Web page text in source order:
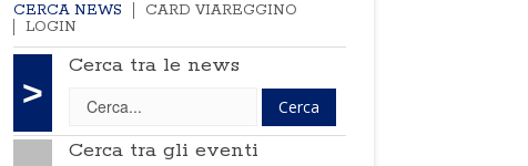
CERCA NEWS
CARD VIAREGGINO
LOGIN
>
Cerca tra le news
Cerca tra gli eventi